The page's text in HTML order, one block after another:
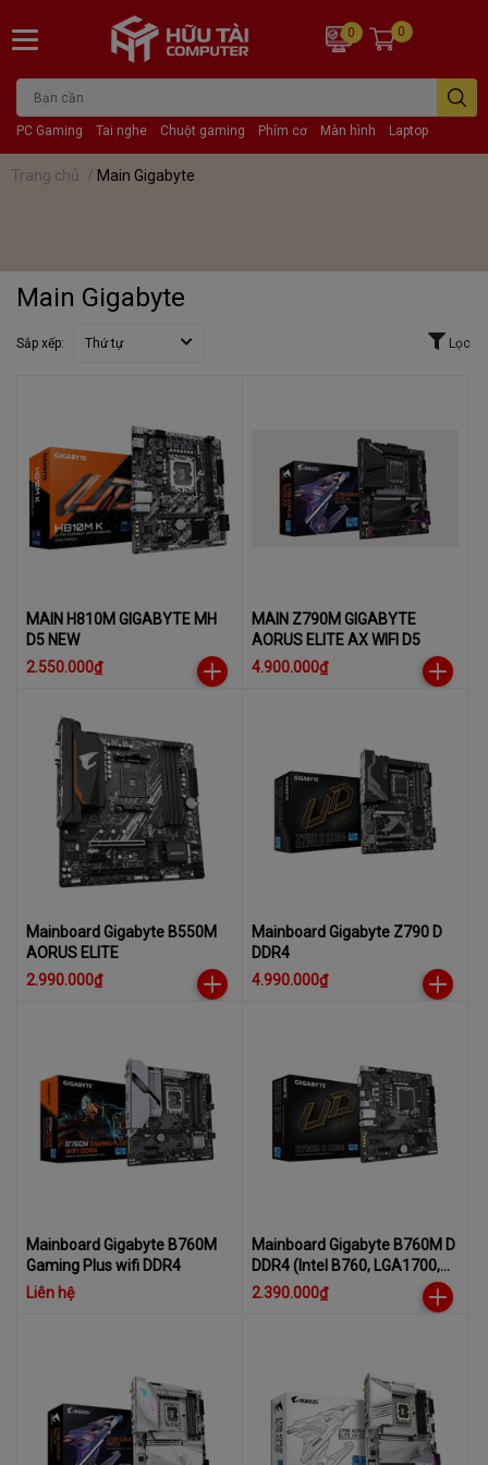
PC Gaming Tai nghe Chuột gaming Phím cơ Màn hình Laptop
0 0
Trang chủ / Main Gigabyte
Main Gigabyte
Sắp xếp: Thứ tự Lọc
MAIN H810M GIGABYTE MH
D5 NEW
2.550.000₫
MAIN Z790M GIGABYTE
AORUS ELITE AX WIFI D5
4.900.000₫
Mainboard Gigabyte B550M
AORUS ELITE
2.990.000₫
Mainboard Gigabyte Z790 D
DDR4​
4.990.000₫
Mainboard Gigabyte B760M
Gaming Plus wifi DDR4
Liên hệ
Mainboard Gigabyte B760M D
DDR4 (Intel B760, LGA1700,
2x DDR4 64GB, Micro ATX)
2.390.000₫